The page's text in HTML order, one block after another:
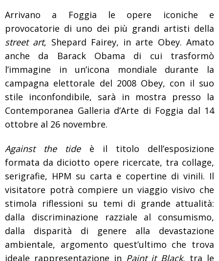
Arrivano a Foggia le opere iconiche e
provocatorie di uno dei più grandi artisti della
street art, Shepard Fairey, in arte Obey. Amato
anche da Barack Obama
di cui trasformò
l’immagine in un’icona mondiale durante la
campagna elettorale del 2008 Obey, con il suo
stile inconfondibile, sarà in mostra presso la
Contemporanea Galleria d’Arte di Foggia dal 14
ottobre al 26 novembre.
Against the tide è il titolo dell’esposizione
formata da diciotto opere ricercate, tra collage,
serigrafie, HPM su carta e copertine di vinili. Il
visitatore potrà compiere un viaggio visivo che
stimola riflessioni su temi di grande attualità:
dalla discriminazione razziale al consumismo,
dalla disparità di genere alla devastazione
ambientale, argomento quest’ultimo che trova
ideale rappresentazione in Paint it Black, tra le